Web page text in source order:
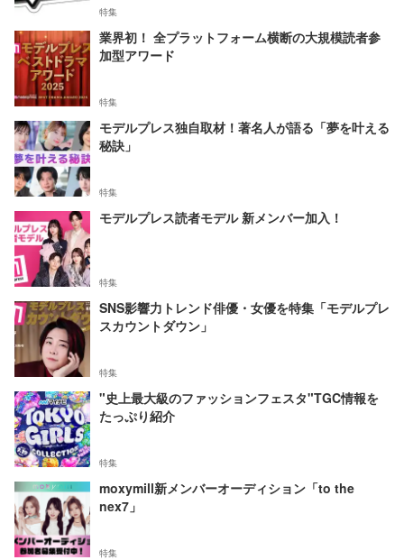
特集
業界初！ 全プラットフォーム横断の大規模読者参
加型アワード
特集
モデルプレス独自取材！著名人が語る「夢を叶える
秘訣」
特集
モデルプレス読者モデル 新メンバー加入！
特集
SNS影響力トレンド俳優・女優を特集「モデルプレ
スカウントダウン」
特集
"史上最大級のファッションフェスタ"TGC情報を
たっぷり紹介
特集
moxymill新メンバーオーディション「to the
nex7」
特集